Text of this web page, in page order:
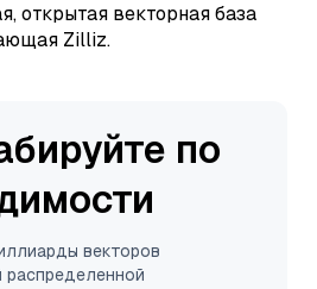
открытая векторная база
Zilliz.
по
векторов
распределенной